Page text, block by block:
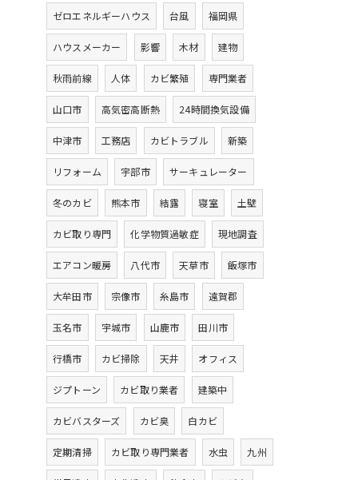
ゼロエネルギーハウス 台風 福岡県
ハウスメーカー 影響 木材 建物
秋雨前線 人体 カビ繁殖 専門業者
山口市 高気密高断熱 24時間換気設備
中津市 工務店 カビトラブル 新築
リフォーム 宇部市 サーキュレーター
冬のカビ 熊本市 結露 寝室 土壁
カビ取り専門 化学物質過敏症 現地調査
エアコン暖房 八代市 天草市 飯塚市
大牟田市 宗像市 糸島市 遠賀郡
玉名市 宇城市 山鹿市 田川市
行橋市 カビ掃除 天井 オフィス
ジプトーン カビ取り業者 建築中
カビバスターズ カビ臭 白カビ
定期清掃 カビ取り専門業者 水虫 九州